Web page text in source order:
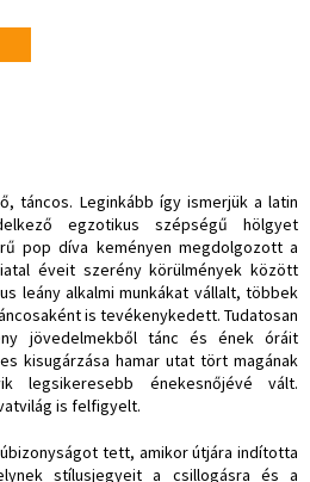
táncos. Leginkább így ismerjük a latin
egzotikus szépségű hölgyet
pop díva keményen megdolgozott a
éveit szerény körülmények között
leány alkalmi munkákat vállalt, többek
is tevékenykedett. Tudatosan
jövedelmekből tánc és ének óráit
kisugárzása hamar utat tört magának
legsikeresebb énekesnőjévé vált.
is felfigyelt.
tett, amikor útjára indította
stílusjegyeit a csillogásra és a